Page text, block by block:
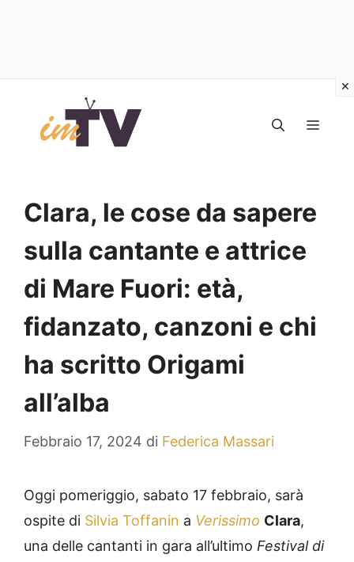
contenuto
Clara, le cose da sapere
sulla cantante e attrice
di Mare Fuori: età,
fidanzato, canzoni e chi
ha scritto Origami
all’alba
Febbraio 17, 2024 di Federica Massari
Oggi pomeriggio, sabato 17 febbraio, sarà
ospite di Silvia Toffanin a Verissimo Clara,
una delle cantanti in gara all’ultimo Festival di